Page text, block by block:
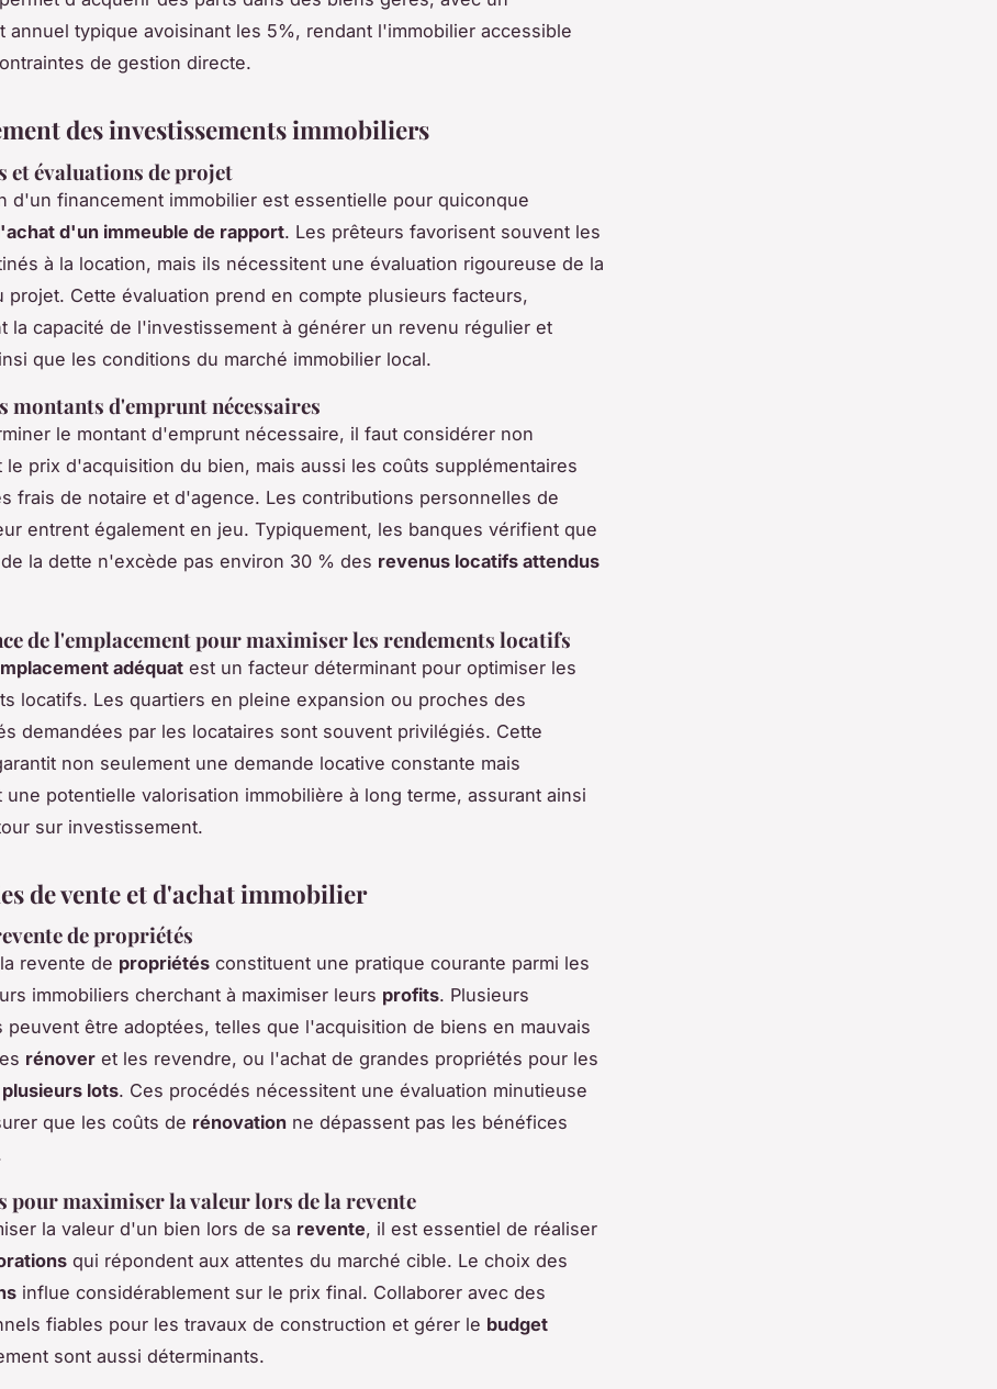
annuel typique avoisinant les 5%, rendant l'immobilier accessible
de gestion directe.
des investissements immobiliers
et évaluations de projet
d'un financement immobilier est essentielle pour quiconque
d'un immeuble de rapport. Les prêteurs favorisent souvent les
à la location, mais ils nécessitent une évaluation rigoureuse de la
projet. Cette évaluation prend en compte plusieurs facteurs,
la capacité de l'investissement à générer un revenu régulier et
que les conditions du marché immobilier local.
montants d'emprunt nécessaires
le montant d'emprunt nécessaire, il faut considérer non
le prix d'acquisition du bien, mais aussi les coûts supplémentaires
frais de notaire et d'agence. Les contributions personnelles de
entrent également en jeu. Typiquement, les banques vérifient que
la dette n'excède pas environ 30 % des revenus locatifs attendus
de l'emplacement pour maximiser les rendements locatifs
adéquat est un facteur déterminant pour optimiser les
locatifs. Les quartiers en pleine expansion ou proches des
demandées par les locataires sont souvent privilégiés. Cette
non seulement une demande locative constante mais
une potentielle valorisation immobilière à long terme, assurant ainsi
sur investissement.
de vente et d'achat immobilier
de propriétés
revente de propriétés constituent une pratique courante parmi les
immobiliers cherchant à maximiser leurs profits. Plusieurs
peuvent être adoptées, telles que l'acquisition de biens en mauvais
rénover et les revendre, ou l'achat de grandes propriétés pour les
plusieurs lots. Ces procédés nécessitent une évaluation minutieuse
que les coûts de rénovation ne dépassent pas les bénéfices
pour maximiser la valeur lors de la revente
la valeur d'un bien lors de sa revente, il est essentiel de réaliser
qui répondent aux attentes du marché cible. Le choix des
influe considérablement sur le prix final. Collaborer avec des
fiables pour les travaux de construction et gérer le budget
sont aussi déterminants.